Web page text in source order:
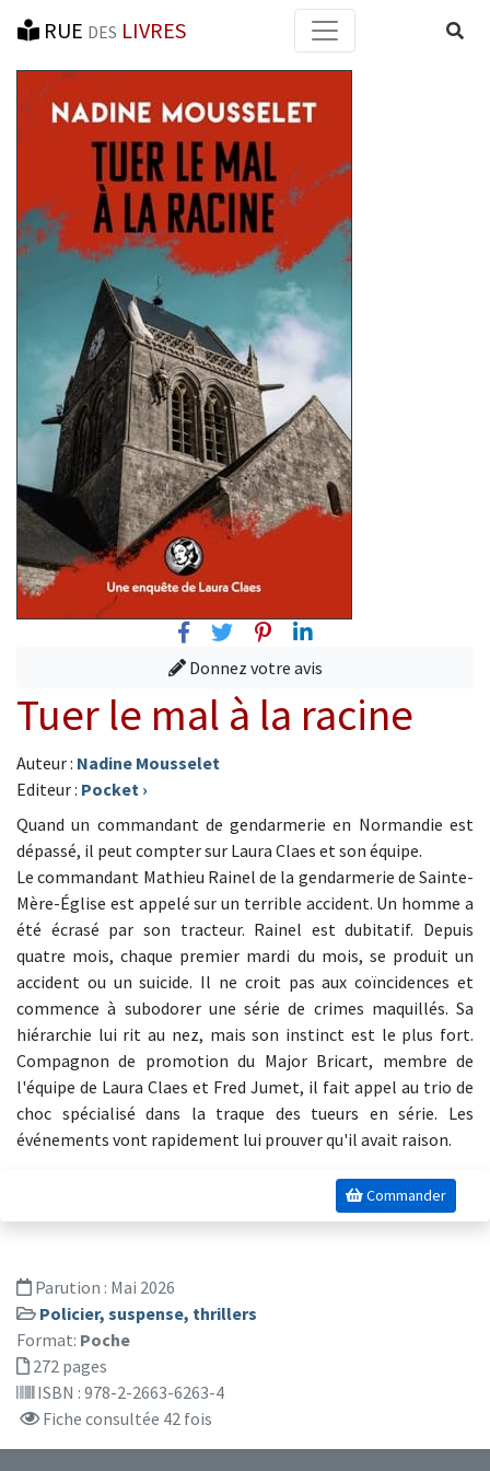
RUE DES LIVRES
FacebookTwitterPinterest
Linkedin
Donnez votre avis
Tuer le mal à la racine
Auteur : Nadine Mousselet
Editeur : Pocket ›
Quand un commandant de gendarmerie en Normandie est
dépassé, il peut compter sur Laura Claes et son équipe.
Le commandant Mathieu Rainel de la gendarmerie de Sainte-
Mère-Église est appelé sur un terrible accident. Un homme a
été écrasé par son tracteur. Rainel est dubitatif. Depuis
quatre mois, chaque premier mardi du mois, se produit un
accident ou un suicide. Il ne croit pas aux coïncidences et
commence à subodorer une série de crimes maquillés. Sa
hiérarchie lui rit au nez, mais son instinct est le plus fort.
Compagnon de promotion du Major Bricart, membre de
l'équipe de Laura Claes et Fred Jumet, il fait appel au trio de
choc spécialisé dans la traque des tueurs en série. Les
événements vont rapidement lui prouver qu'il avait raison.
Commander
Parution : Mai 2026
Policier, suspense, thrillers
Format: Poche
272 pages
ISBN : 978-2-2663-6263-4
Fiche consultée 42 fois